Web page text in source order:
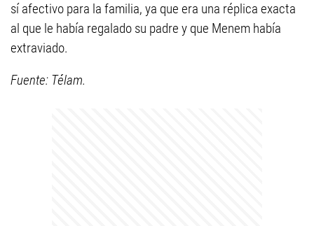
sí afectivo para la familia, ya que era una réplica exacta
al que le había regalado su padre y que Menem había
extraviado.
Fuente: Télam.